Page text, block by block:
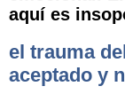
aquí es
el trauma
aceptado y